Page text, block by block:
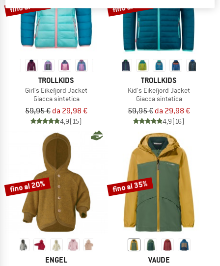
fino al 50%
TROLLKIDS
Girl's Eikefjord Jacket
Giacca sintetica
59,95 € da 29,98 €
4,9(15)
fino al 55%
TROLLKIDS
Kid's Eikefjord Jacket
Giacca sintetica
59,95 € da 29,98 €
4,9(16)
fino al 20%
ENGEL
fino al 35%
VAUDE